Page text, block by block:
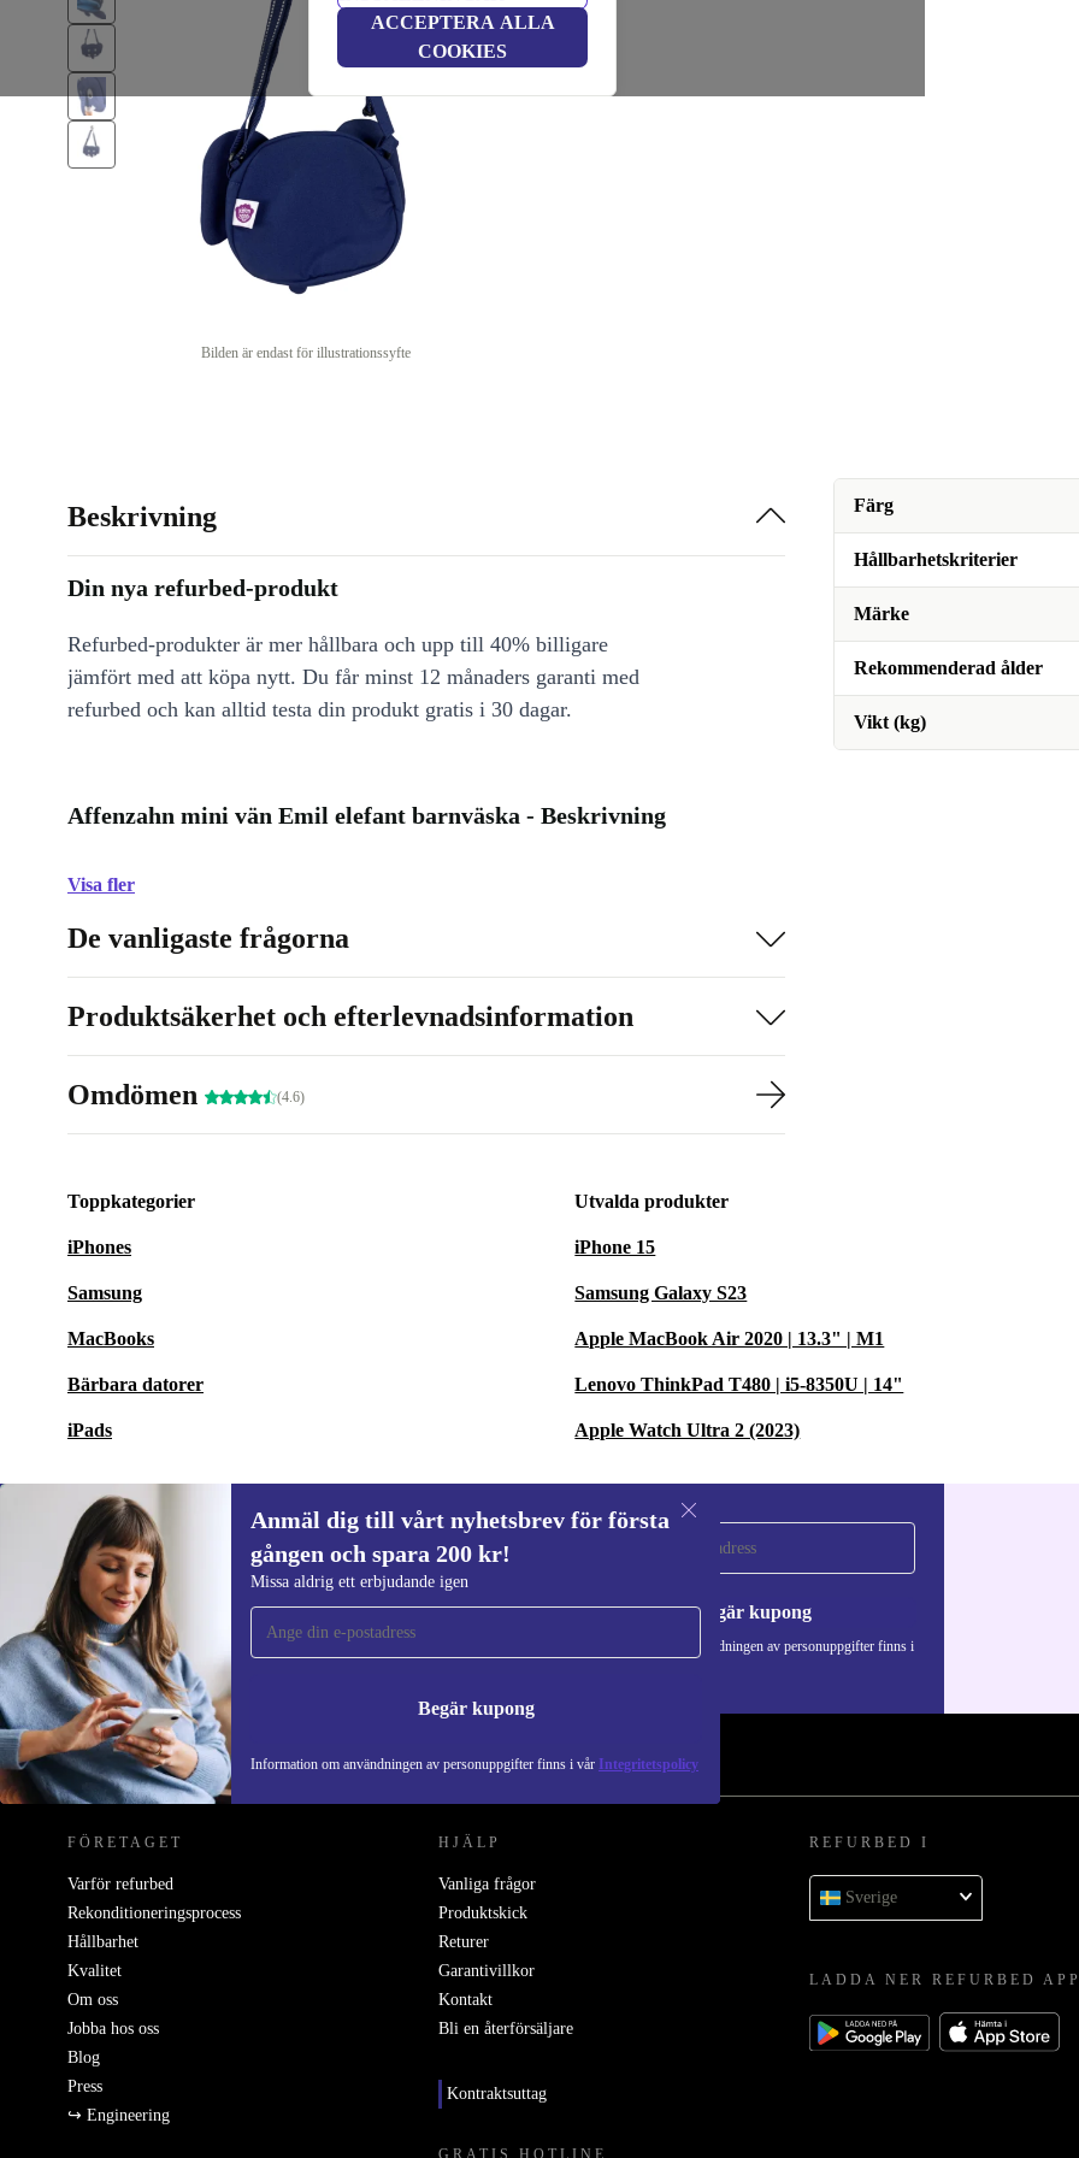
ACCEPTERA ALLA
COOKIES
Bilden är endast för illustrationssyfte
Färg
Hållbarhetskriterier
Märke
Rekommenderad ålder
Vikt (kg)
Beskrivning
Din nya refurbed-produkt
Refurbed-produkter är mer hållbara och upp till 40% billigare
jämfört med att köpa nytt. Du får minst 12 månaders garanti med
refurbed och kan alltid testa din produkt gratis i 30 dagar.
Affenzahn mini vän Emil elefant barnväska - Beskrivning
Visa fler
De vanligaste frågorna
Produktsäkerhet och efterlevnadsinformation
Omdömen (4.6)
Toppkategorier
iPhones
Samsung
MacBooks
Bärbara datorer
iPads
Utvalda produkter
iPhone 15
Samsung Galaxy S23
Apple MacBook Air 2020 | 13.3" | M1
Lenovo ThinkPad T480 | i5-8350U | 14"
Apple Watch Ultra 2 (2023)
Anmäl dig till vårt nyhetsbrev för första
gången och spara 200 kr!
Missa aldrig ett erbjudande igen
Begär kupong
Information om användningen av personuppgifter finns i vår Integritetspolicy
Anmäl dig till vårt nyhetsbrev för första
gången och spara 200 kr!
Missa aldrig ett erbjudande igen.
Begär kupong
Information om användningen av personuppgifter finns i
REFURBED SVERIGE - RETHINK NEW.
FÖRETAGET
Varför refurbed
Rekonditioneringsprocess
Hållbarhet
Kvalitet
Om oss
Jobba hos oss
Blog
Press
↪ Engineering
HJÄLP
Vanliga frågor
Produktskick
Returer
Garantivillkor
Kontakt
Bli en återförsäljare
Kontraktsuttag
GRATIS HOTLINE
REFURBED I
Sverige
LADDA NER REFURBED